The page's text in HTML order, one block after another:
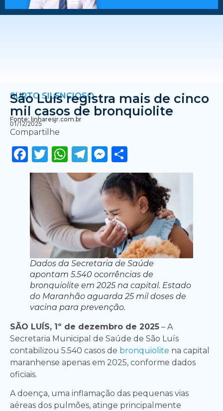
SURTO SILENCIOSO
São Luís registra mais de cinco
mil casos de bronquiolite
Fonte: linharesjr.com.br
01/12/2025
Compartilhe
Facebook
Twitter
WhatsApp
Telegram
Messenger
Dados da Secretaria de Saúde
apontam 5.540 ocorrências de
bronquiolite em 2025 na capital. Estado
do Maranhão aguarda 25 mil doses de
vacina para prevenção.
SÃO LUÍS, 1º de dezembro de 2025 – A
Secretaria Municipal de Saúde de São Luís
contabilizou 5.540 casos de bronquiolite na capital
maranhense apenas em 2025, conforme dados
oficiais.
A doença, uma inflamação das pequenas vias
aéreas dos pulmões, atinge principalmente